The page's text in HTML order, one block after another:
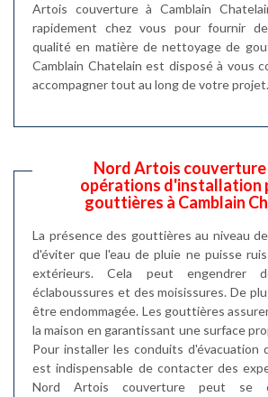
Artois couverture à Camblain
rapidement chez vous pour fournir
qualité en matière de nettoyage de
Camblain Chatelain est disposé à vous
accompagner tout au long de votre projet.
Nord Artois couverture
opérations d'installation
gouttières à Camblain
La présence des gouttières au niveau
d'éviter que l'eau de pluie ne puisse
extérieurs. Cela peut engendrer
éclaboussures et des moisissures. De
être endommagée. Les gouttières
la maison en garantissant une surface
Pour installer les conduits d'évacuation
est indispensable de contacter des
Nord Artois couverture peut se